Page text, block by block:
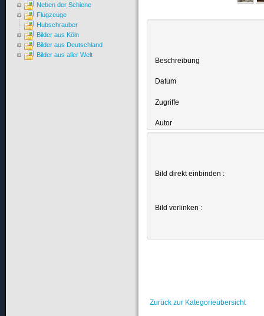
Beschreibung
Datum
Zugriffe
Autor
Bild direkt einbinden :
Bild verlinken :
Zurück zur Kategorieübersicht
Neben der Schiene
Flugzeuge
Hubschrauber
Bilder aus Köln
Bilder aus Deutschland
Bilder aus aller Welt